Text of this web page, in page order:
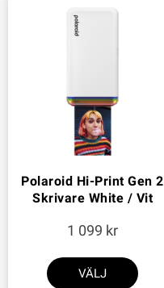
Polaroid Hi-Print Gen 2
Skrivare White / Vit
1 099
VÄLJ